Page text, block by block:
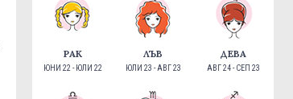
РАК
ЮНИ 22 - ЮЛИ 22
ЛЪВ
ЮЛИ 23 - АВГ 23
ДЕВА
АВГ 24 - СЕП 23